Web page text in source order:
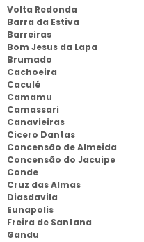
Volta Redonda
Barra da Estiva
Barreiras
Bom Jesus da Lapa
Brumado
Cachoeira
Caculé
Camamu
Camassari
Canavieiras
Cicero Dantas
Concensão de Almeida
Concensão do Jacuipe
Conde
Cruz das Almas
Diasdavila
Eunapolis
Freira de Santana
Gandu